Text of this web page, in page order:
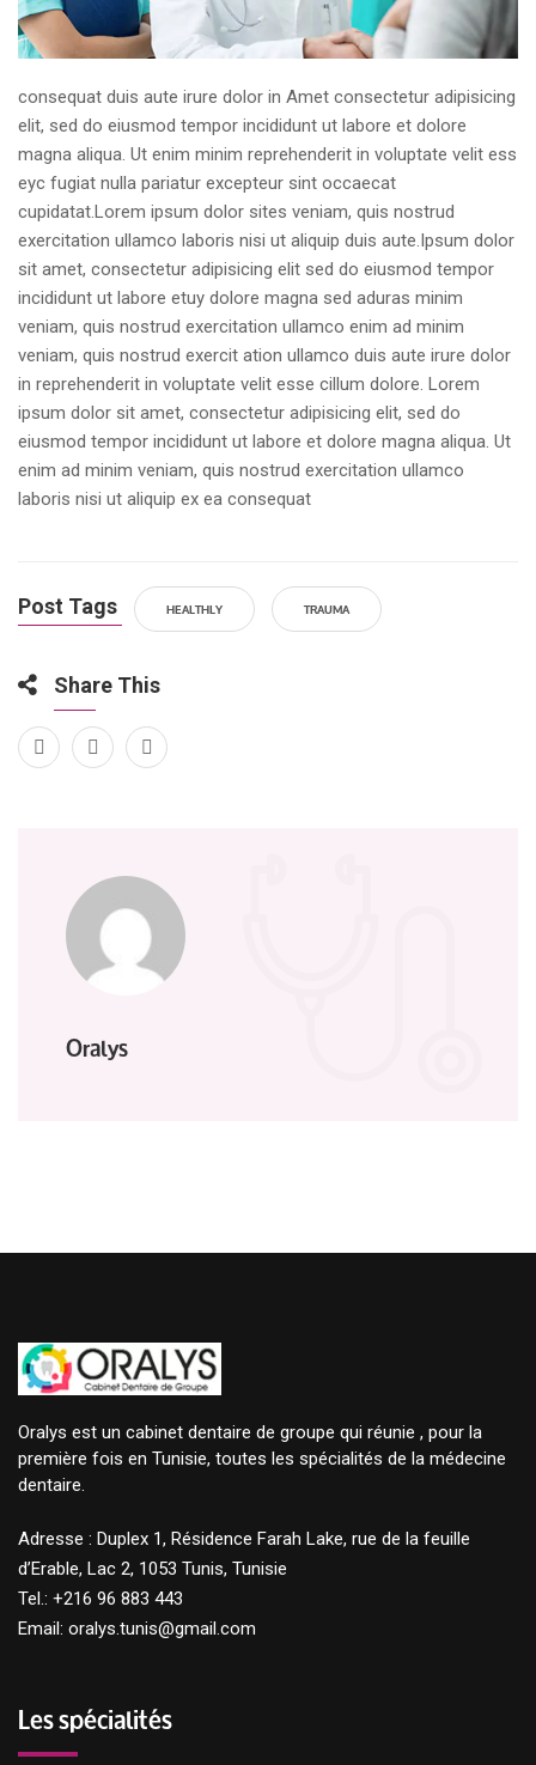
consequat duis aute irure dolor in Amet consectetur adipisicing
elit, sed do eiusmod tempor incididunt ut labore et dolore
magna aliqua. Ut enim minim reprehenderit in voluptate velit ess
eyc fugiat nulla pariatur excepteur sint occaecat
cupidatat.Lorem ipsum dolor sites veniam, quis nostrud
exercitation ullamco laboris nisi ut aliquip duis aute.Ipsum dolor
sit amet, consectetur adipisicing elit sed do eiusmod tempor
incididunt ut labore etuy dolore magna sed aduras minim
veniam, quis nostrud exercitation ullamco enim ad minim
veniam, quis nostrud exercit ation ullamco duis aute irure dolor
in reprehenderit in voluptate velit esse cillum dolore. Lorem
ipsum dolor sit amet, consectetur adipisicing elit, sed do
eiusmod tempor incididunt ut labore et dolore magna aliqua. Ut
enim ad minim veniam, quis nostrud exercitation ullamco
laboris nisi ut aliquip ex ea consequat
Post Tags HEALTHLY TRAUMA
Share This
Oralys
Oralys est un cabinet dentaire de groupe qui réunie , pour la
première fois en Tunisie, toutes les spécialités de la médecine
dentaire.
Adresse : Duplex 1, Résidence Farah Lake, rue de la feuille
d’Erable, Lac 2, 1053 Tunis, Tunisie
Tel.: +216 96 883 443
Email: oralys.tunis@gmail.com
Les spécialités